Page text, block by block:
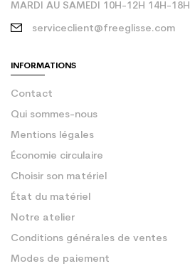
MARDI AU SAMEDI 10H-12H 14H-18H
serviceclient@freeglisse.com
INFORMATIONS
Contact
Qui sommes-nous
Mentions légales
Économie circulaire
Choisir son matériel
État du matériel
Notre atelier
Conditions générales de ventes
Modes de paiement